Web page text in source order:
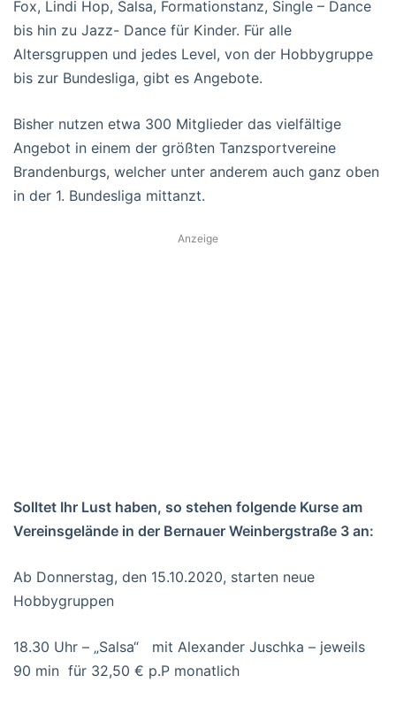
Fox, Lindi Hop, Salsa, Formationstanz, Single – Dance
bis hin zu Jazz- Dance für Kinder. Für alle
Altersgruppen und jedes Level, von der Hobbygruppe
bis zur Bundesliga, gibt es Angebote.
Bisher nutzen etwa 300 Mitglieder das vielfältige
Angebot in einem der größten Tanzsportvereine
Brandenburgs, welcher unter anderem auch ganz oben
in der 1. Bundesliga mittanzt.
Anzeige
Solltet Ihr Lust haben, so stehen folgende Kurse am
Vereinsgelände in der Bernauer Weinbergstraße 3 an:
Ab Donnerstag, den 15.10.2020, starten neue
Hobbygruppen
18.30 Uhr – „Salsa“ mit Alexander Juschka – jeweils
90 min für 32,50 € p.P monatlich